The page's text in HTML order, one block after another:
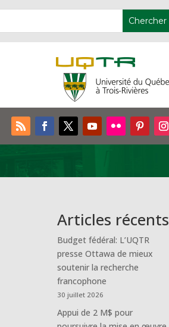
Articles récents
Budget fédéral: L’UQTR
presse Ottawa de mieux
soutenir la recherche
francophone
30 juillet 2026
Appui de 2 M$ pour